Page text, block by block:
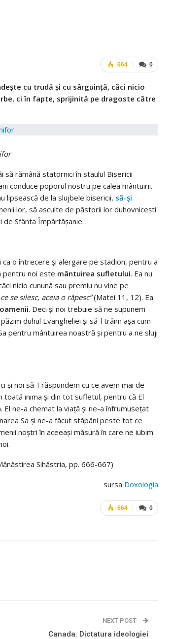
0
664
cu trudă şi cu sârguinţă, căci nicio
ci în fapte, sprijinită pe dragoste către
să rămână statornici în staulul Bisericii
conduce poporul nostru pe calea mântuirii.
lipsească de la slujbele bisericii, să-şi
lor, să asculte de păstorii lor duhovniceşti
Sfânta Împărtăşanie.
o întrecere şi alergare pe stadion, pentru a
pentru noi este mântuirea sufletului. Ea nu
nicio cunună sau premiu nu vine pe
se silesc, aceia o răpesc”(Matei 11, 12). Ea
. Deci şi noi trebuie să ne supunem
duhul Evangheliei şi să-l trăim aşa cum
pentru mântuirea noastrăşi pentru a ne sluji
şi noi să-I răspundem cu ce avem mai de
toată inima şi din tot sufletul, pentru că El
ne-a chemat la viaţă şi ne-a înfrumuseţat
Sa şi ne-a făcut stăpâni peste tot ce
noştri în aceeaşi măsură în care ne iubim
Sihăstria, pp. 666-667)
sursa Doxologia
0
664
NEXT POST
Canada: Dictatura ideologiei